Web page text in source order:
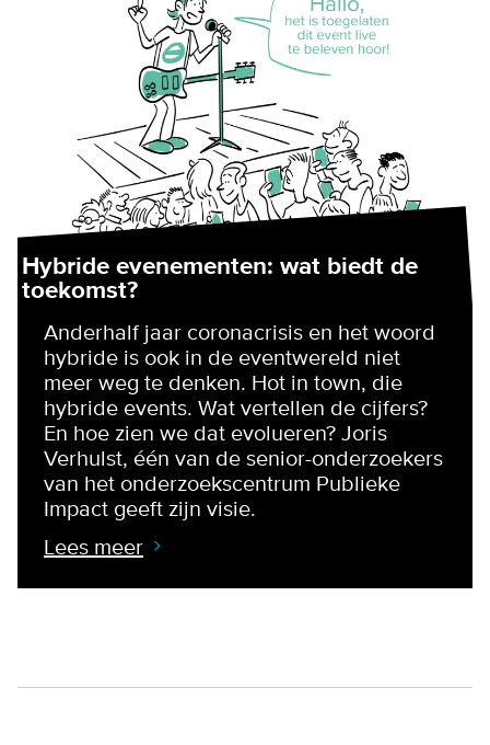
Hybride evenementen: wat biedt de
toekomst?
Anderhalf jaar coronacrisis en het woord
hybride is ook in de eventwereld niet
meer weg te denken. Hot in town, die
hybride events. Wat vertellen de cijfers?
En hoe zien we dat evolueren? Joris
Verhulst, één van de senior-onderzoekers
van het onderzoekscentrum Publieke
Impact geeft zijn visie.
Lees meer